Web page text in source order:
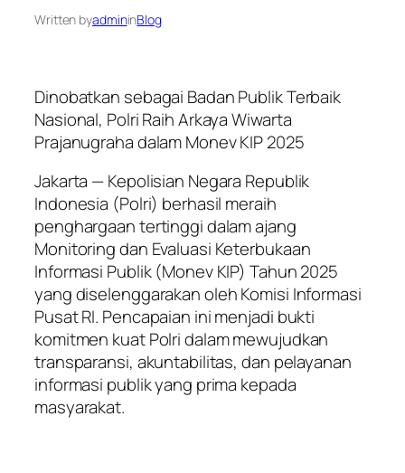
Written byadmininBlog
Dinobatkan sebagai Badan Publik Terbaik
Nasional, Polri Raih Arkaya Wiwarta
Prajanugraha dalam Monev KIP 2025
Jakarta — Kepolisian Negara Republik
Indonesia (Polri) berhasil meraih
penghargaan tertinggi dalam ajang
Monitoring dan Evaluasi Keterbukaan
Informasi Publik (Monev KIP) Tahun 2025
yang diselenggarakan oleh Komisi Informasi
Pusat RI. Pencapaian ini menjadi bukti
komitmen kuat Polri dalam mewujudkan
transparansi, akuntabilitas, dan pelayanan
informasi publik yang prima kepada
masyarakat.